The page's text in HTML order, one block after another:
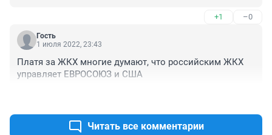
+1 –0
Гость
1 июля 2022, 23:43
Платя за ЖКХ многие думают, что российским ЖКХ
управляет ЕВРОСОЮЗ и США
Читать все комментарии